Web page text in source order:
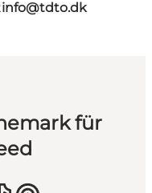
info@tdto.dk
für